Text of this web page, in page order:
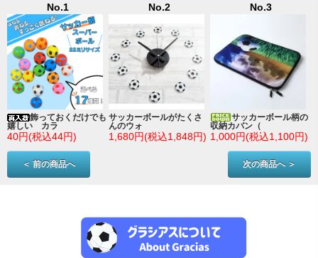
No.1
飾っておくだけでも
嬉しい カラ
40円(税込44円)
No.2
サッカーボールがたくさ
んのウォ
1,680円(税込1,848円)
No.3
サッカーボール柄の
収納カバン（
1,000円(税込1,100円)
＜ 前の商品へ 次の商品へ ＞